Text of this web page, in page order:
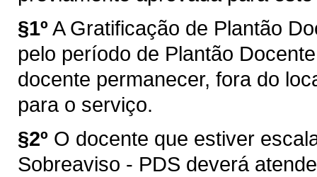
§1º A Gratificação de Plantão
pelo período de Plantão
docente permanecer, fora do
para o serviço.
§2º O docente que estiver
Sobreaviso - PDS deverá